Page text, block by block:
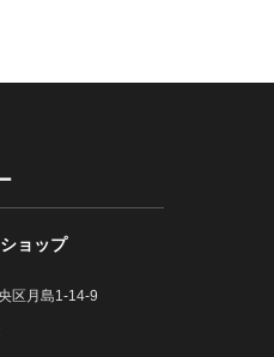
ョップ
区月島1-14-9